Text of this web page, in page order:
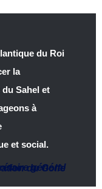
du Roi
la
Sahel et
à
et social.
du Golfe